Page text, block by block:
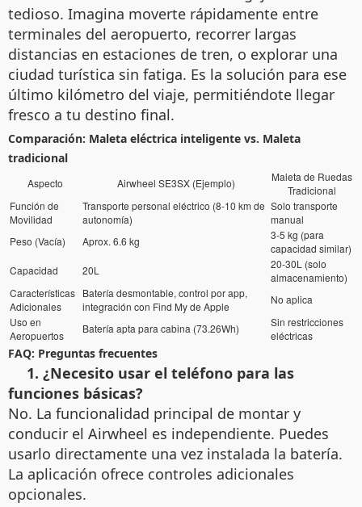
tedioso. Imagina moverte rápidamente entre
terminales del aeropuerto, recorrer largas
distancias en estaciones de tren, o explorar una
ciudad turística sin fatiga. Es la solución para ese
último kilómetro del viaje, permitiéndote llegar
fresco a tu destino final.
Comparación: Maleta eléctrica inteligente vs. Maleta
tradicional
Aspecto Airwheel SE3SX (Ejemplo)
Maleta de Ruedas
Tradicional
Función de
Movilidad
Transporte personal eléctrico (8-10 km de
autonomía)
Solo transporte
manual
Peso (Vacía)
Aprox. 6.6 kg
3-5 kg (para
capacidad similar)
Capacidad
20L
20-30L (solo
almacenamiento)
Características
Adicionales
Batería desmontable, control por app,
integración con Find My de Apple
No aplica
Uso en
Aeropuertos
Batería apta para cabina (73.26Wh)
Sin restricciones
eléctricas
FAQ: Preguntas frecuentes
1. ¿Necesito usar el teléfono para las
funciones básicas?
No. La funcionalidad principal de montar y
conducir el Airwheel es independiente. Puedes
usarlo directamente una vez instalada la batería.
La aplicación ofrece controles adicionales
opcionales.